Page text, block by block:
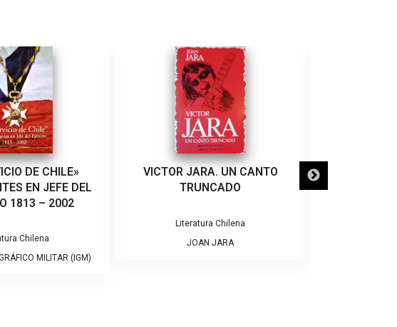
DE CHILE»
EN JEFE DEL
1813 – 2002
Chilena
MILITAR (IGM)
VICTOR JARA. UN CANTO
TRUNCADO
Literatura Chilena
JOAN JARA